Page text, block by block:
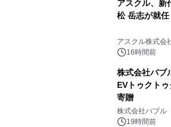
アスクル、新
松 岳志が就任
アスクル株式会
16時間前
株式会社バブ
EVトゥクト
寄贈
株式会社バブル
19時間前